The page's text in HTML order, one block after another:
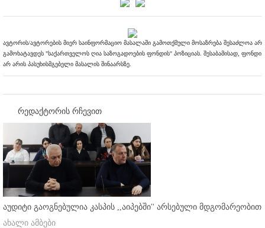
ავტორის/ავტორების მიერ საინფორმაციო მასალაში გამოთქმული მოსაზრება შესაძლოა არ
გამოხატავდეს "საქართველოს ღია საზოგადოების ფონდის" პოზიციას. შესაბამისად, ფონდი
არ არის პასუხისმგებელი მასალის შინაარსზე.
რედაქტორის რჩევით
აუდიტი გაოგნებულია კასპის ,,აიპებში'' არსებული მდგომარეობით
ახალი ამბები